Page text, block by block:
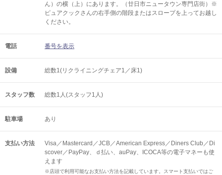
ん）の横（上）にあります。（廿日市ニュータウン専門店街）※
ピュアクックさんの右手側の階段またはスロープを上ってお越し
ください。
電話 番号を表示
設備 総数1(リクライニングチェア1／床1)
スタッフ数 総数1人(スタッフ1人)
駐車場 あり
支払い方法
Visa／Mastercard／JCB／American Express／Diners Club／Di
scover／PayPay、ｄ払い、auPay、ICOCA等の電子マネーも使
えます
※店頭で利用可能なお支払い方法を記載しています。スマート支払いではご